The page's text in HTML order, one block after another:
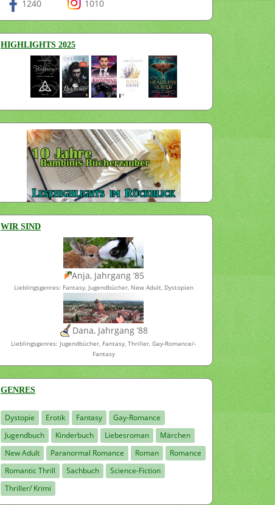
1240 1010
HIGHLIGHTS 2025
WIR SIND
Anja, Jahrgang ’85
Lieblingsgenres: Fantasy, Jugendbücher, New Adult, Dystopien
Dana, Jahrgang ’88
Lieblingsgenres: Jugendbücher, Fantasy, Thriller, Gay-Romance/-
Fantasy
GENRES
Dystopie Erotik Fantasy
Gay-Romance
Jugendbuch
Kinderbuch Liebesroman
Märchen
New Adult
Paranormal Romance Roman
Romance
Romantic Thrill
Sachbuch
Science-Fiction
Thriller/ Krimi